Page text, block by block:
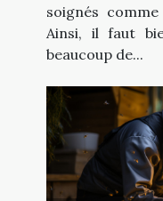
soignés
Ainsi, il faut
beaucoup de...